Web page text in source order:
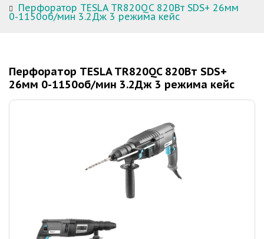
Перфоратор TESLA TR820QC 820Вт SDS+ 26мм
0-1150об/мин 3.2Дж 3 режима кейс
Перфоратор TESLA TR820QC 820Вт SDS+
26мм 0-1150об/мин 3.2Дж 3 режима кейс